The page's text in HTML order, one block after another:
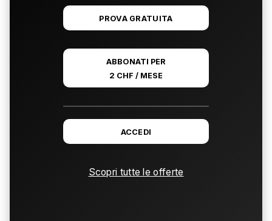
PROVA GRATUITA
ABBONATI PER
2 CHF / MESE
ACCEDI
Scopri tutte le offerte